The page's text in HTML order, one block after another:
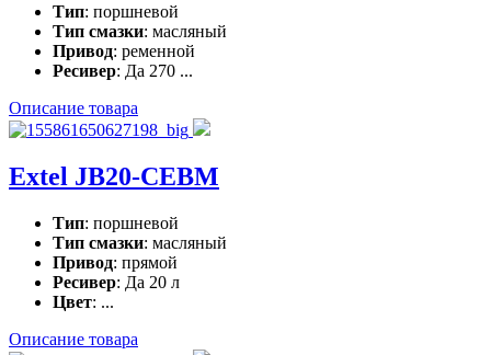
Тип: поршневой
Тип смазки: масляный
Привод: ременной
Ресивер: Да 270 ...
Описание товара
Extel JB20-CEBM
Тип: поршневой
Тип смазки: масляный
Привод: прямой
Ресивер: Да 20 л
Цвет: ...
Описание товара